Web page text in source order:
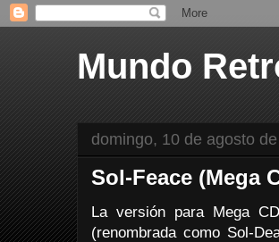
Mundo
domingo, 10 de agosto
Sol-Feace (Mega
La versión para Mega
(renombrada como Sol-